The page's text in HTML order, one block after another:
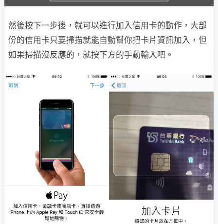
然後按下一步後，就可以進行加入信用卡的動作，大部
份的信用卡只要掃描就能自動幫你把卡片資訊加入，但
如果掃描沒反應的，就按下方的手動輸入吧。